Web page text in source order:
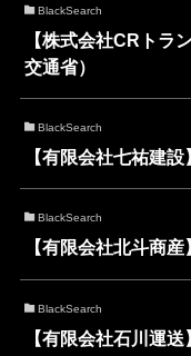
BlackSearch
【株式会社CRトラ
交通省）
BlackSearch
【有限会社七祐建
BlackSearch
【有限会社北斗商
BlackSearch
【有限会社石川運